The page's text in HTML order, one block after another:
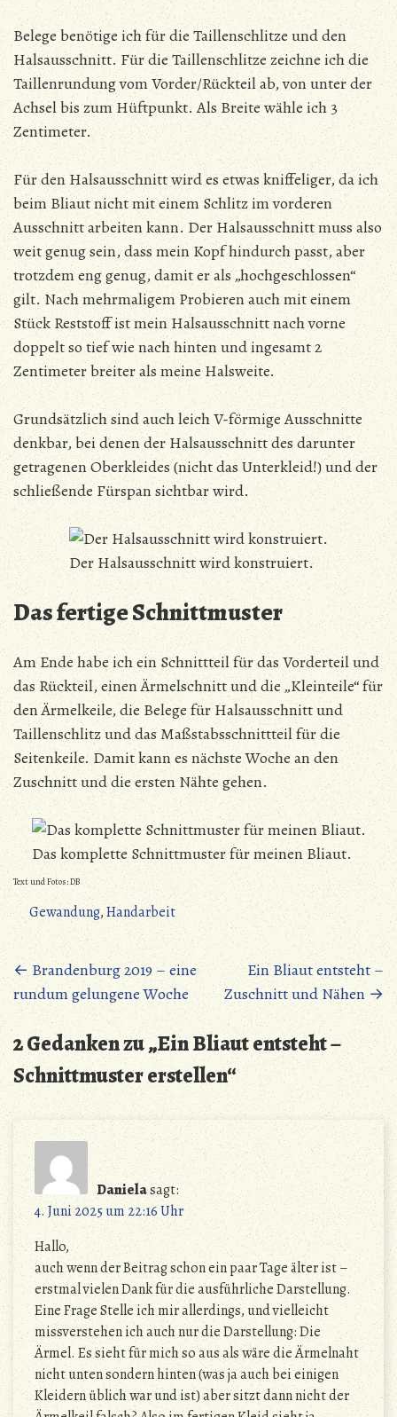
Belege benötige ich für die Taillenschlitze und den
Halsausschnitt. Für die Taillenschlitze zeichne ich die
Taillenrundung vom Vorder/Rückteil ab, von unter der
Achsel bis zum Hüftpunkt. Als Breite wähle ich 3
Zentimeter.
Für den Halsausschnitt wird es etwas kniffeliger, da ich
beim Bliaut nicht mit einem Schlitz im vorderen
Ausschnitt arbeiten kann. Der Halsausschnitt muss also
weit genug sein, dass mein Kopf hindurch passt, aber
trotzdem eng genug, damit er als „hochgeschlossen“
gilt. Nach mehrmaligem Probieren auch mit einem
Stück Reststoff ist mein Halsausschnitt nach vorne
doppelt so tief wie nach hinten und ingesamt 2
Zentimeter breiter als meine Halsweite.
Grundsätzlich sind auch leich V-förmige Ausschnitte
denkbar, bei denen der Halsausschnitt des darunter
getragenen Oberkleides (nicht das Unterkleid!) und der
schließende Fürspan sichtbar wird.
Der Halsausschnitt wird konstruiert.
Das fertige Schnittmuster
Am Ende habe ich ein Schnittteil für das Vorderteil und
das Rückteil, einen Ärmelschnitt und die „Kleinteile“ für
den Ärmelkeile, die Belege für Halsausschnitt und
Taillenschlitz und das Maßstabsschnittteil für die
Seitenkeile. Damit kann es nächste Woche an den
Zuschnitt und die ersten Nähte gehen.
Das komplette Schnittmuster für meinen Bliaut.
Text und Fotos: DB
Gewandung,Handarbeit
Beitragsnavigation
← Brandenburg 2019 – eine
rundum gelungene Woche
Ein Bliaut entsteht –
Zuschnitt und Nähen→
2 Gedanken zu „Ein Bliaut entsteht –
Schnittmuster erstellen“
Danielasagt:
4. Juni 2025 um 22:16 Uhr
Hallo,
auch wenn der Beitrag schon ein paar Tage älter ist –
erstmal vielen Dank für die ausführliche Darstellung.
Eine Frage Stelle ich mir allerdings, und vielleicht
missverstehen ich auch nur die Darstellung: Die
Ärmel. Es sieht für mich so aus als wäre die Ärmelnaht
nicht unten sondern hinten (was ja auch bei einigen
Kleidern üblich war und ist) aber sitzt dann nicht der